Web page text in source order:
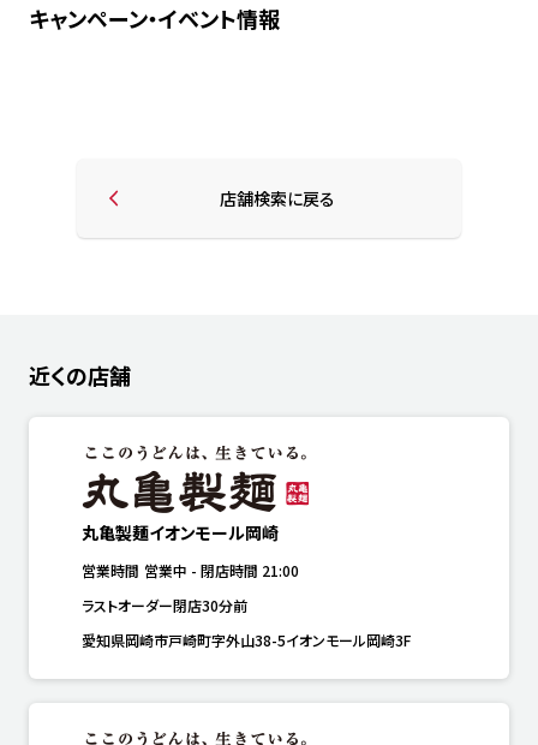
キャンペーン・イベント情報
店舗検索に戻る
近くの店舗
丸亀製麺イオンモール岡崎
営業時間 営業中 - 閉店時間 21:00
ラストオーダー閉店30分前
愛知県岡崎市戸崎町字外山38-5イオンモール岡崎3F